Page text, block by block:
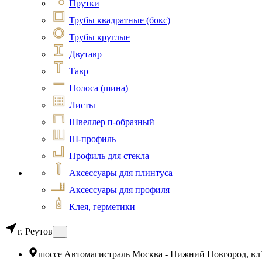
Прутки
Трубы квадратные (бокс)
Трубы круглые
Двутавр
Тавр
Полоса (шина)
Листы
Швеллер п-образный
Ш-профиль
Профиль для стекла
Аксессуары для плинтуса
Аксессуары для профиля
Клея, герметики
г. Реутов
шоссе Автомагистраль Москва - Нижний Новгород,